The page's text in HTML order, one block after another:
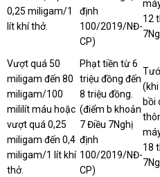
0,25 miligam/1
lít khí thở.
định
100/2019/NĐ-
CP)
12
Vượt quá 50
miligam đến 80
miligam/100
mililít máu hoặc
vượt quá 0,25
miligam đến 0,4
miligam/1 lít khí
thở.
Phạt tiền từ 6
triệu đồng đến
8 triệu đồng.
(điểm b khoản
7 Điều 7Nghị
định
100/2019/NĐ-
CP)
bồi
18